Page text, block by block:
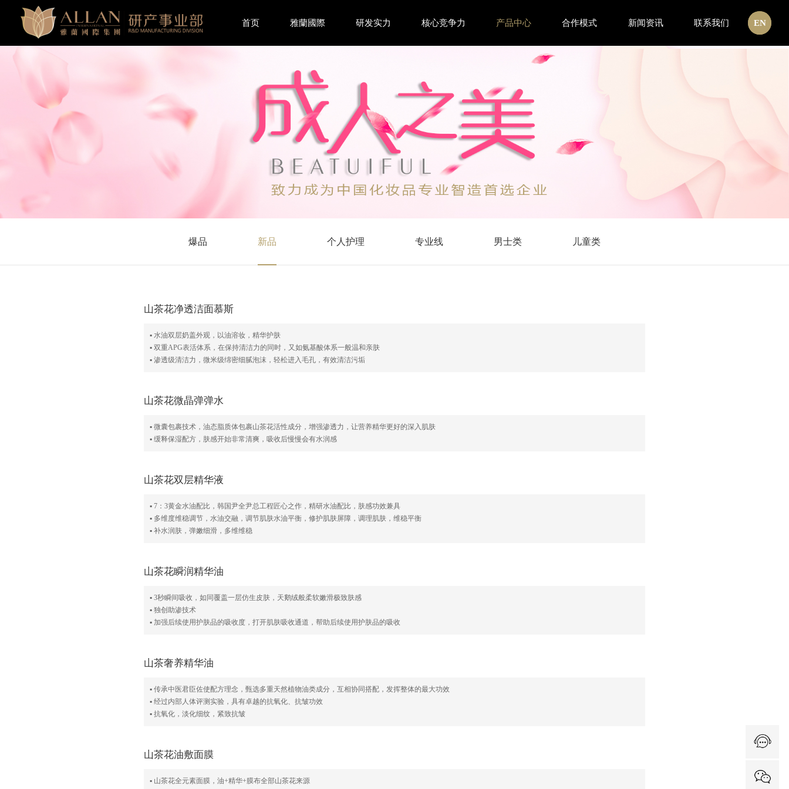
首页 雅蘭國際 研发实力 核心竞争力 产品中心 合作模式 新闻资讯 联系我们 EN
CN
爆品 新品 个人护理 专业线 男士类 儿童类
山茶花净透洁面慕斯
▪ 水油双层奶盖外观，以油溶妆，精华护肤
▪ 双重APG表活体系，在保持清洁力的同时，又如氨基酸体系一般温和亲肤
▪ 渗透级清洁力，微米级绵密细腻泡沫，轻松进入毛孔，有效清洁污垢
山茶花微晶弹弹水
▪ 微囊包裹技术，油态脂质体包裹山茶花活性成分，增强渗透力，让营养精华更好的深入肌肤
▪ 缓释保湿配方，肤感开始非常清爽，吸收后慢慢会有水润感
山茶花双层精华液
▪ 7：3黄金水油配比，韩国尹全尹总工程匠心之作，精研水油配比，肤感功效兼具
▪ 多维度维稳调节，水油交融，调节肌肤水油平衡，修护肌肤屏障，调理肌肤，维稳平衡
▪ 补水润肤，弹嫩细滑，多维维稳
山茶花瞬润精华油
▪ 3秒瞬间吸收，如同覆盖一层仿生皮肤，天鹅绒般柔软嫩滑极致肤感
▪ 独创助渗技术
▪ 加强后续使用护肤品的吸收度，打开肌肤吸收通道，帮助后续使用护肤品的吸收
山茶奢养精华油
▪ 传承中医君臣佐使配方理念，甄选多重天然植物油类成分，互相协同搭配，发挥整体的最大功效
▪ 经过内部人体评测实验，具有卓越的抗氧化、抗皱功效
▪ 抗氧化，淡化细纹，紧致抗皱
山茶花油敷面膜
▪ 山茶花全元素面膜，油+精华+膜布全部山茶花来源